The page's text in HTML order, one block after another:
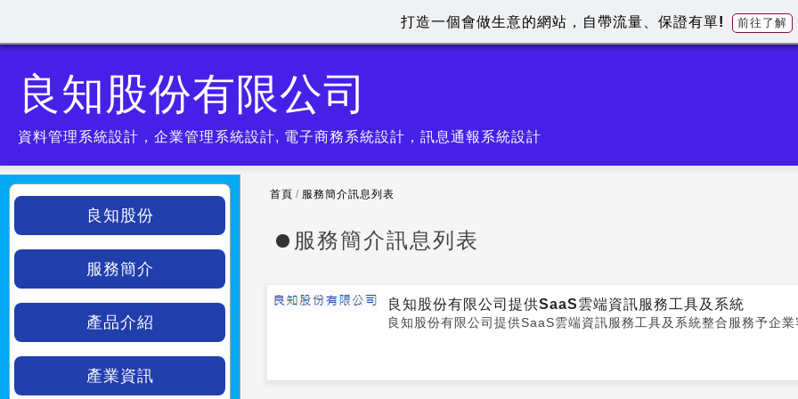
良知股份有限公司
資料管理系統設計，企業管理系統設計, 電子商務系統設計，訊息通報系統設計
首頁 / 服務簡介訊息列表
服務簡介訊息列表
良知股份有限公司提供SaaS雲端資訊服務工具及系統
良知股份有限公司提供SaaS雲端資訊服務工具及系統整合服務予企業
良知股份
服務簡介
產品介紹
產業資訊
打造一個會做生意的網站，自帶流量、保證有單! 前往了解